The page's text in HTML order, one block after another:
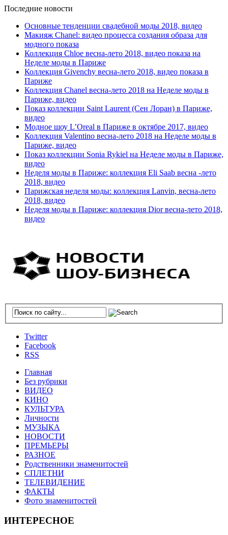
Последние новости
Основные тенденции свадебной моды 2018, видео
Макияж Chanel: видео процесса создания образа для
модного показа
Коллекция Chloe весна-лето 2018, видео показа на
Неделе моды в Париже
Коллекция Givenchy весна-лето 2018, видео показа в
Париже
Коллекция Chanel весна-лето 2018 на Неделе моды в
Париже, видео
Показ коллекции Saint Laurent (Сен Лоран) в Париже,
видео
Модное шоу L’Oreal в Париже в октябре 2017, видео
Коллекция Valentino весна-лето 2018 на Неделе моды в
Париже, видео
Показ коллекции Sonia Rykiel на Неделе моды в Париже,
видео
Неделя моды в Париже: коллекция Eli Saab весна -лето
2018, видео
Парижская неделя моды: коллекция Lanvin, весна-лето
2018, видео
Неделя моды в Париже: коллекция Dior весна-лето 2018,
видео
Twitter
Facebook
RSS
Главная
Без рубрики
ВИДЕО
КИНО
КУЛЬТУРА
Личности
МУЗЫКА
НОВОСТИ
ПРЕМЬЕРЫ
РАЗНОЕ
Родственники знаменитостей
СПЛЕТНИ
ТЕЛЕВИДЕНИЕ
ФАКТЫ
Фото знаменитостей
ИНТЕРЕСНОЕ